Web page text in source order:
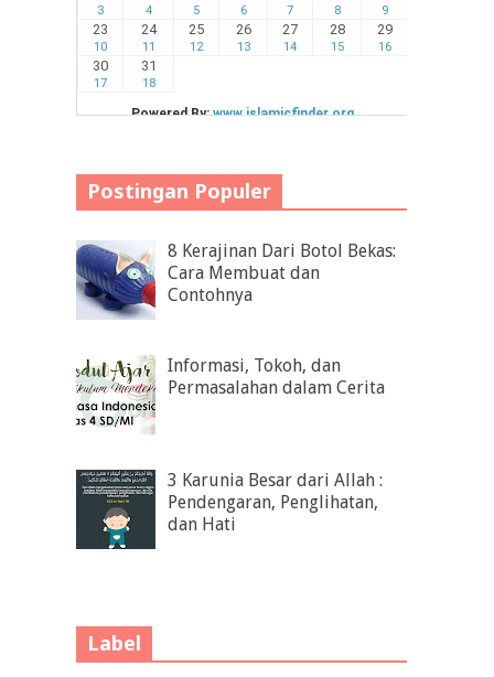
Postingan Populer
8 Kerajinan Dari Botol Bekas:
Cara Membuat dan
Contohnya
Informasi, Tokoh, dan
Permasalahan dalam Cerita
3 Karunia Besar dari Allah :
Pendengaran, Penglihatan,
dan Hati
Label